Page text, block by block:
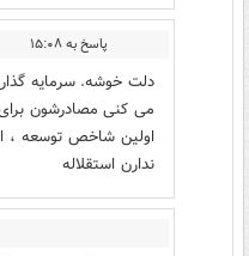
پاسخ به ۱۵:۰۸
دلت خوشه. سرمایه
می کنی مصادرشون برای
اولین شاخص توسعه ،
ندارن استقلاله